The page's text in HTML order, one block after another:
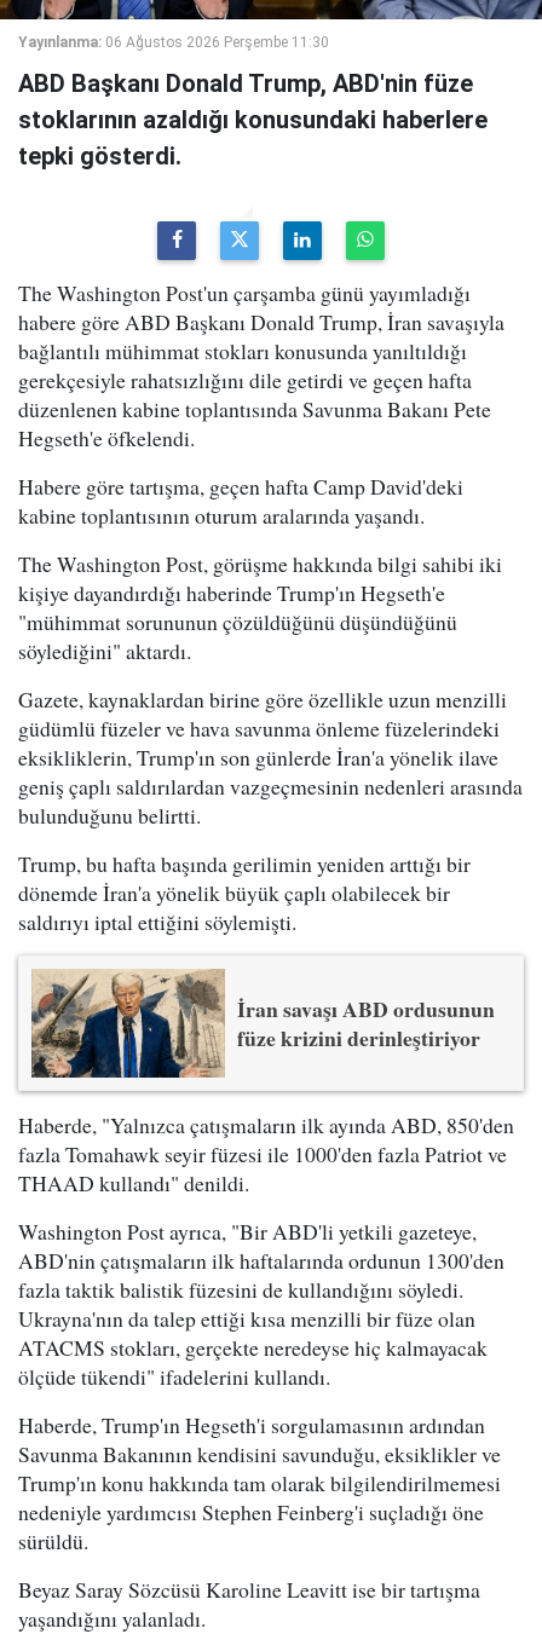
Yayınlanma: 06 Ağustos 2026 Perşembe 11:30
ABD Başkanı Donald Trump, ABD'nin füze
stoklarının azaldığı konusundaki haberlere
tepki gösterdi.
The Washington Post'un çarşamba günü yayımladığı
habere göre ABD Başkanı Donald Trump, İran savaşıyla
bağlantılı mühimmat stokları konusunda yanıltıldığı
gerekçesiyle rahatsızlığını dile getirdi ve geçen hafta
düzenlenen kabine toplantısında Savunma Bakanı Pete
Hegseth'e öfkelendi.
Habere göre tartışma, geçen hafta Camp David'deki
kabine toplantısının oturum aralarında yaşandı.
The Washington Post, görüşme hakkında bilgi sahibi iki
kişiye dayandırdığı haberinde Trump'ın Hegseth'e
"mühimmat sorununun çözüldüğünü düşündüğünü
söylediğini" aktardı.
Gazete, kaynaklardan birine göre özellikle uzun menzilli
güdümlü füzeler ve hava savunma önleme füzelerindeki
eksikliklerin, Trump'ın son günlerde İran'a yönelik ilave
geniş çaplı saldırılardan vazgeçmesinin nedenleri arasında
bulunduğunu belirtti.
Trump, bu hafta başında gerilimin yeniden arttığı bir
dönemde İran'a yönelik büyük çaplı olabilecek bir
saldırıyı iptal ettiğini söylemişti.
İran savaşı ABD ordusunun
füze krizini derinleştiriyor
Haberde, "Yalnızca çatışmaların ilk ayında ABD, 850'den
fazla Tomahawk seyir füzesi ile 1000'den fazla Patriot ve
THAAD kullandı" denildi.
Washington Post ayrıca, "Bir ABD'li yetkili gazeteye,
ABD'nin çatışmaların ilk haftalarında ordunun 1300'den
fazla taktik balistik füzesini de kullandığını söyledi.
Ukrayna'nın da talep ettiği kısa menzilli bir füze olan
ATACMS stokları, gerçekte neredeyse hiç kalmayacak
ölçüde tükendi" ifadelerini kullandı.
Haberde, Trump'ın Hegseth'i sorgulamasının ardından
Savunma Bakanının kendisini savunduğu, eksiklikler ve
Trump'ın konu hakkında tam olarak bilgilendirilmemesi
nedeniyle yardımcısı Stephen Feinberg'i suçladığı öne
sürüldü.
Beyaz Saray Sözcüsü Karoline Leavitt ise bir tartışma
yaşandığını yalanladı.